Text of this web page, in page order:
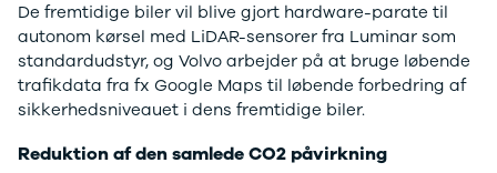
Privatleasing
Tilbud
Megane
Electric
Anmeldelser
Tilbud
Transit 350
L4 Chassis
E-Transit 350
L2 Van
E-Transit 350
Tourneo
De fremtidige biler vil blive gjort hardware-parate til
autonom kørsel med LiDAR-sensorer fra Luminar som
standardudstyr, og Volvo arbejder på at bruge løbende
trafikdata fra fx Google Maps til løbende forbedring af
sikkerhedsniveauet i dens fremtidige biler.
Reduktion af den samlede CO2 påvirkning